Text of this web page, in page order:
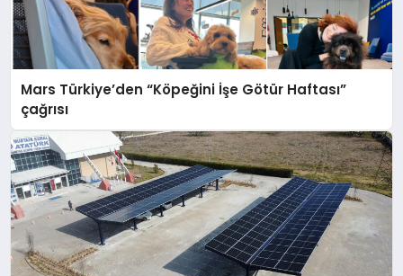
Mars Türkiye’den “Köpeğini İşe Götür Haftası”
çağrısı